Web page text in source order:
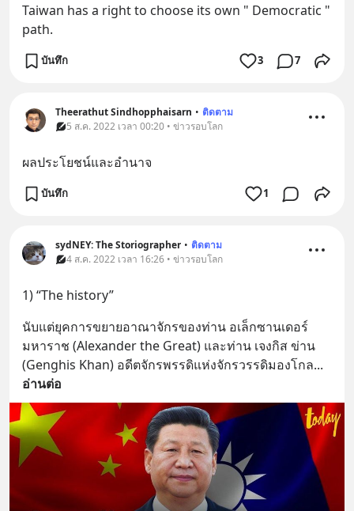
Taiwan has a right to choose its own " Democratic "
path.
บันทึก 3 7
Theerathut Sindhopphaisarn • ติดตาม
5 ส.ค. 2022 เวลา 00:20 • ข่าวรอบโลก
ผลประโยชน์และอำนาจ
บันทึก 1
sydNEY: The Storiographer • ติดตาม
4 ส.ค. 2022 เวลา 16:26 • ข่าวรอบโลก
1) “The history”
นับแต่ยุคการขยายอาณาจักรของท่าน อเล็กซานเดอร์
มหาราช (Alexander the Great) และท่าน เจงกิส ข่าน
(Genghis Khan) อดีตจักรพรรดิแห่งจักรวรรดิมองโกล
อ่านต่อ